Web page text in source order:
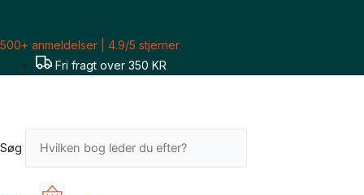
indholdet
500+ anmeldelser | 4.9/5 stjerner
Fri fragt over 350 KR
Søg